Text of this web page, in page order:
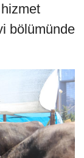
bölümünde